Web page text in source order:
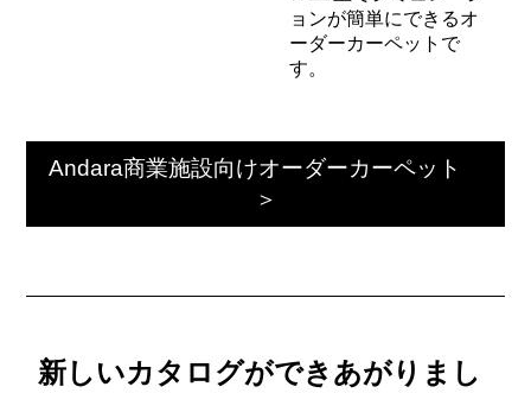
ョンが簡単にできるオ
ーダーカーペットで
す。
Andara商業施設向けオーダーカーペット
＞
新しいカタログができあがりまし